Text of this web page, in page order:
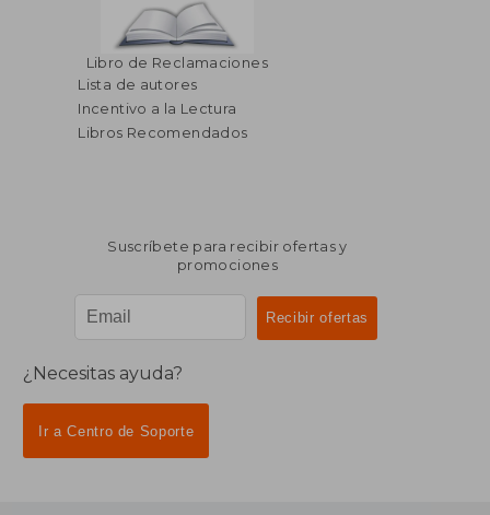
Libro de Reclamaciones
Lista de autores
Incentivo a la Lectura
Libros Recomendados
Suscríbete para recibir ofertas y
promociones
¿Necesitas ayuda?
Ir a Centro de Soporte